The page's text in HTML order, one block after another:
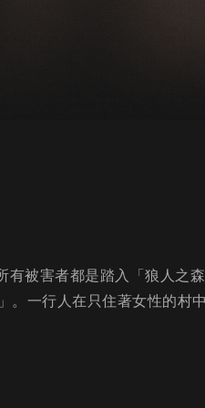
被害者都是踏入「狼人之
。一行人在只住著女性的村